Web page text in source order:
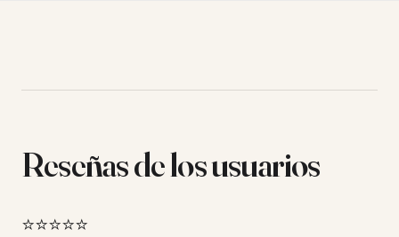
Reseñas de los usuarios
⭐⭐⭐⭐⭐